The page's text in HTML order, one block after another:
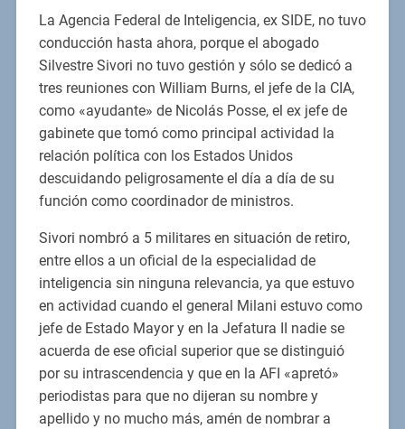
La Agencia Federal de Inteligencia, ex SIDE, no tuvo
conducción hasta ahora, porque el abogado
Silvestre Sivori no tuvo gestión y sólo se dedicó a
tres reuniones con William Burns, el jefe de la CIA,
como «ayudante» de Nicolás Posse, el ex jefe de
gabinete que tomó como principal actividad la
relación política con los Estados Unidos
descuidando peligrosamente el día a día de su
función como coordinador de ministros.
Sivori nombró a 5 militares en situación de retiro,
entre ellos a un oficial de la especialidad de
inteligencia sin ninguna relevancia, ya que estuvo
en actividad cuando el general Milani estuvo como
jefe de Estado Mayor y en la Jefatura II nadie se
acuerda de ese oficial superior que se distinguió
por su intrascendencia y que en la AFI «apretó»
periodistas para que no dijeran su nombre y
apellido y no mucho más, amén de nombrar a